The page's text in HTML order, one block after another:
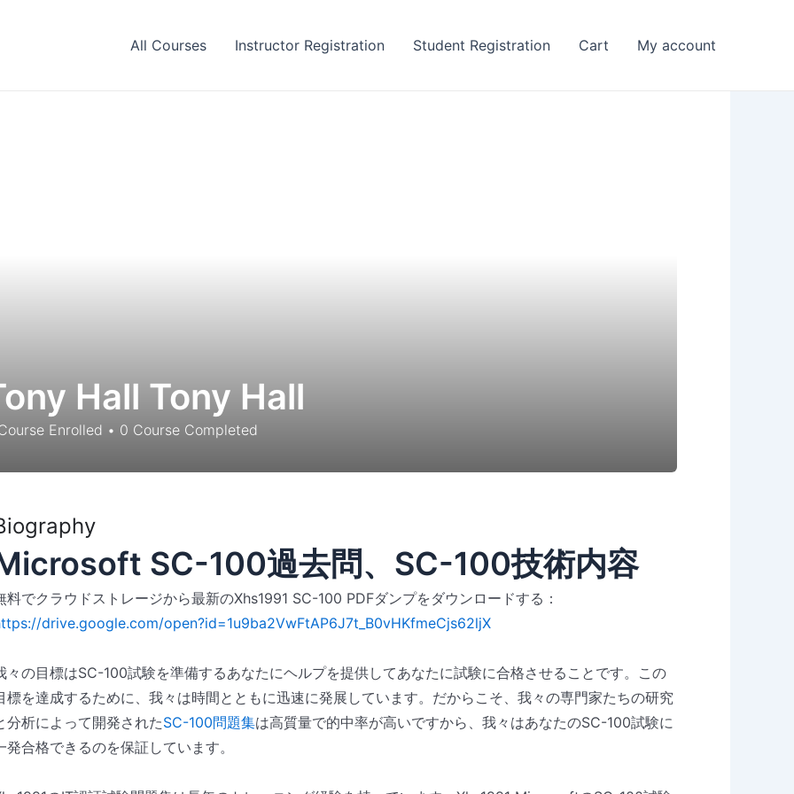
All Courses Instructor Registration Student Registration Cart My account
Hall Tony Hall
Enrolled • 0 Course Completed
SC-100過去問、SC-100技術内容
料でクラウドストレージから最新のXhs1991 SC-100 PDFダンプをダウンロードする：
drive.google.com/open?id=1u9ba2VwFtAP6J7t_B0vHKfmeCjs62ljX
々の目標はSC-100試験を準備するあなたにヘルプを提供してあなたに試験に合格させることです。この
標を達成するために、我々は時間とともに迅速に発展しています。だからこそ、我々の専門家たちの研究
分析によって開発されたSC-100問題集は高質量で的中率が高いですから、我々はあなたのSC-100試験に
発合格できるのを保証しています。